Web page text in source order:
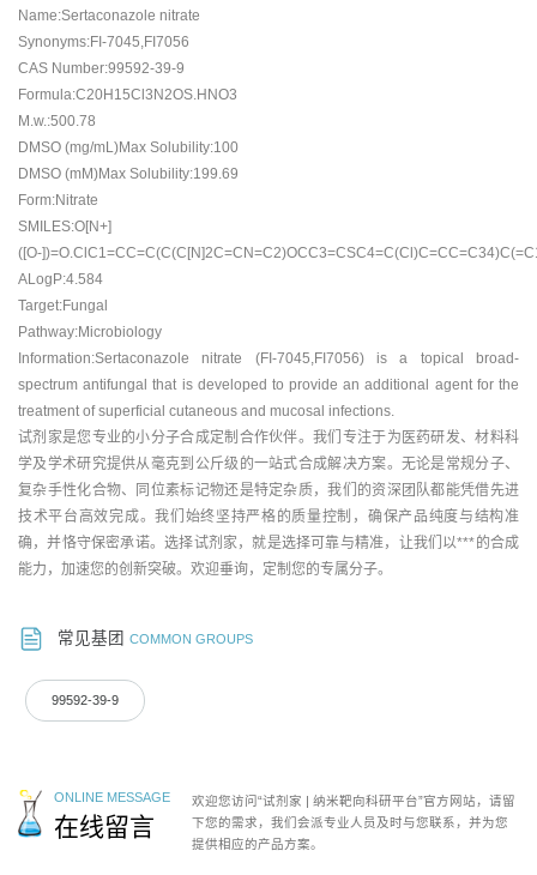
Name:Sertaconazole nitrate
Synonyms:FI-7045,FI7056
CAS Number:99592-39-9
Formula:C20H15Cl3N2OS.HNO3
M.w.:500.78
DMSO (mg/mL)Max Solubility:100
DMSO (mM)Max Solubility:199.69
Form:Nitrate
SMILES:O[N+]
([O-
ALogP:4.584
Target:Fungal
Pathway:Microbiology
Information:Sertaconazole nitrate (FI-7045,FI7056) is a topical broad-
spectrum antifungal that is developed to provide an additional agent for the
treatment of superficial cutaneous and mucosal infections.
试剂家是您专业的小分子合成定制合作伙伴。我们专注于为医药研发、材料科
学及学术研究提供从毫克到公斤级的一站式合成解决方案。无论是常规分子、
复杂手性化合物、同位素标记物还是特定杂质，我们的资深团队都能凭借先进
技术平台高效完成。我们始终坚持严格的质量控制，确保产品纯度与结构准
确，并恪守保密承诺。选择试剂家，就是选择可靠与精准，让我们以***的合成
能力，加速您的创新突破。欢迎垂询，定制您的专属分子。
常见基团 COMMON GROUPS
99592-39-9
ONLINE MESSAGE
在线留言
欢迎您访问“试剂家 | 纳米靶向科研平台”官方网站，请留
下您的需求，我们会派专业人员及时与您联系，并为您
提供相应的产品方案。